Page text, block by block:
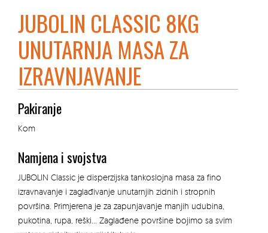
JUBOLIN CLASSIC 8KG
UNUTARNJA MASA ZA
IZRAVNJAVANJE
Pakiranje
Kom
Namjena i svojstva
JUBOLIN Classic je disperzijska tankoslojna masa za fino
izravnavanje i zaglađivanje unutarnjih zidnih i stropnih
površina. Primjerena je za zapunjavanje manjih udubina,
pukotina, rupa, reški… Zaglađene površine bojimo sa svim